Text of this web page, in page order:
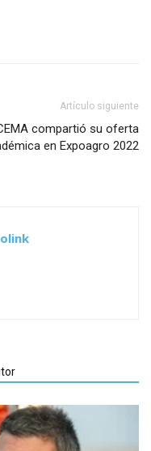
Artículo siguiente
compartió su oferta
en Expoagro 2022